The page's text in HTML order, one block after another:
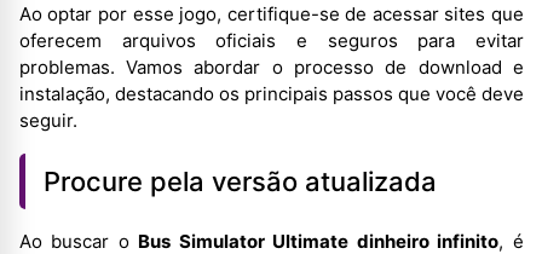
Ao optar por esse jogo, certifique-se de acessar sites que
oferecem arquivos oficiais e seguros para evitar
problemas. Vamos abordar o processo de download e
instalação, destacando os principais passos que você deve
seguir.
Procure pela versão atualizada
Ao buscar o Bus Simulator Ultimate dinheiro infinito, é